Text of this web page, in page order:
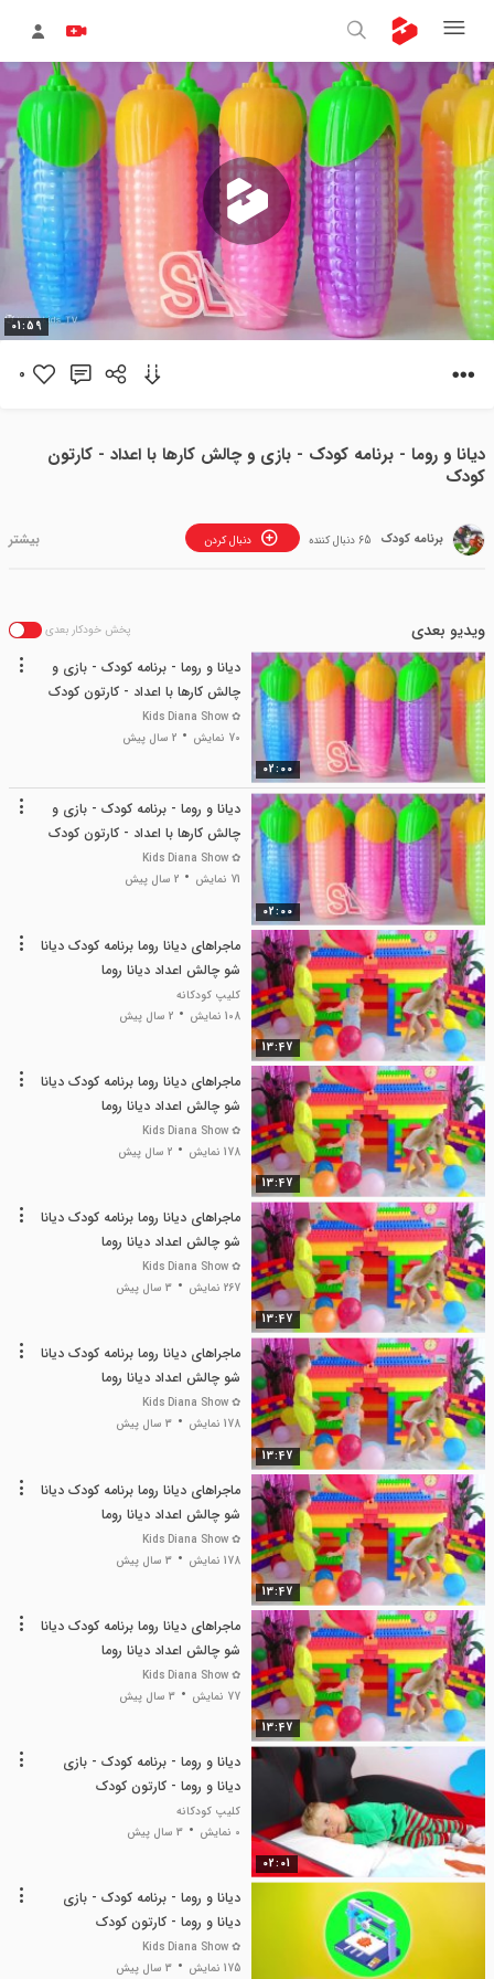
پخش
01:59
0
دیانا و روما - برنامه کودک - بازی و چالش کارها با اعداد - کارتون
کودک
برنامه کودک دنبال کردن 65 دنبال کننده
ویدیو بعدی پخش خودکار بعدی
02:00
دیانا و روما - برنامه کودک - بازی و
چالش کارها با اعداد - کارتون کودک
✿ Kids Diana Show
70 نمایش
2 سال پیش
02:00
دیانا و روما - برنامه کودک - بازی و
چالش کارها با اعداد - کارتون کودک
✿ Kids Diana Show
71 نمایش
2 سال پیش
13:47
ماجراهای دیانا روما برنامه کودک دیانا
شو چالش اعداد دیانا روما
کلیپ کودکانه
108 نمایش
2 سال پیش
13:47
ماجراهای دیانا روما برنامه کودک دیانا
شو چالش اعداد دیانا روما
✿ Kids Diana Show
178 نمایش
2 سال پیش
13:47
ماجراهای دیانا روما برنامه کودک دیانا
شو چالش اعداد دیانا روما
✿ Kids Diana Show
267 نمایش
3 سال پیش
13:47
ماجراهای دیانا روما برنامه کودک دیانا
شو چالش اعداد دیانا روما
✿ Kids Diana Show
178 نمایش
3 سال پیش
13:47
ماجراهای دیانا روما برنامه کودک دیانا
شو چالش اعداد دیانا روما
✿ Kids Diana Show
178 نمایش
3 سال پیش
13:47
ماجراهای دیانا روما برنامه کودک دیانا
شو چالش اعداد دیانا روما
✿ Kids Diana Show
77 نمایش
3 سال پیش
02:01
دیانا و روما - برنامه کودک - بازی
دیانا و روما - کارتون کودک
کلیپ کودکانه
0 نمایش
3 سال پیش
دیانا و روما - برنامه کودک - بازی
دیانا و روما - کارتون کودک
✿ Kids Diana Show
175 نمایش
3 سال پیش